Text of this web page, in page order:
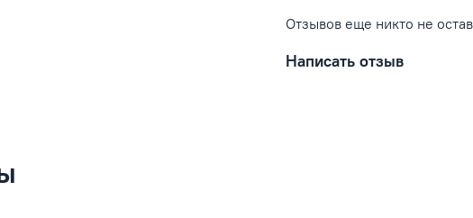
Отзывов еще никто не
Написать отзыв